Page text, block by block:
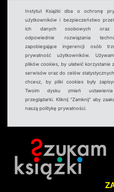
Instytut Książki dba o ochronę
użytkowników i bezpieczeństwo
ich danych osobowych oraz
odpowiednie rozwiązania
zapobiegające ingerencji osób
prywatność użytkowników.
plików cookies, by ułatwić korzystanie
serwisów oraz do celów
chcesz, by pliki cookies były
Twoim dysku zmień
przeglądarki. Kliknij "Zamknij" aby
naszą politykę prywatności.